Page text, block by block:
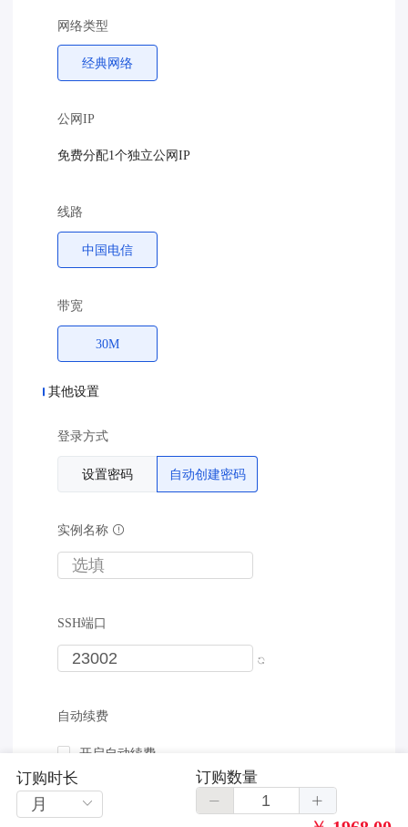
网络类型
经典网络
公网IP
免费分配1个独立公网IP
线路
中国电信
带宽
30M
其他设置
登录方式
设置密码 自动创建密码
实例名称
SSH端口
自动续费
开启自动续费
订购时长 订购数量